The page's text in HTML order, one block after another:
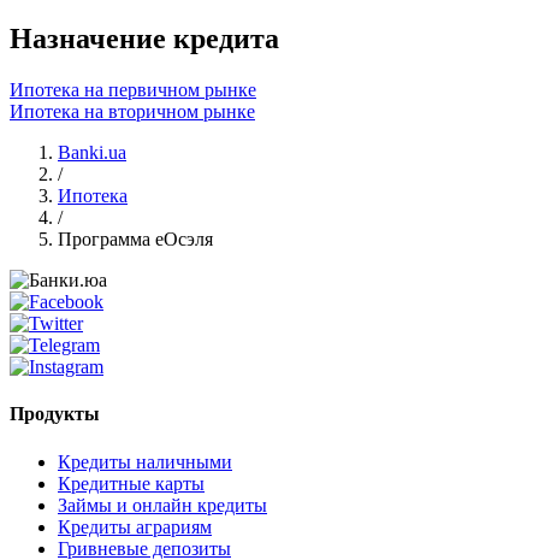
Назначение кредита
Ипотека на первичном рынке
Ипотека на вторичном рынке
Banki.ua
/
Ипотека
/
Программа еОсэля
Продукты
Кредиты наличными
Кредитные карты
Займы и онлайн кредиты
Кредиты аграриям
Гривневые депозиты